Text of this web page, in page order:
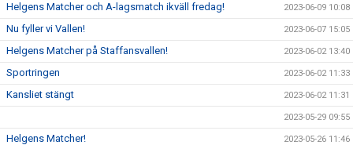
Helgens Matcher och A-lagsmatch ikväll fredag! 2023-06-09 10:08
Nu fyller vi Vallen! 2023-06-07 15:05
Helgens Matcher på Staffansvallen! 2023-06-02 13:40
Sportringen 2023-06-02 11:33
Kansliet stängt 2023-06-02 11:31
2023-05-29 09:55
Helgens Matcher! 2023-05-26 11:46